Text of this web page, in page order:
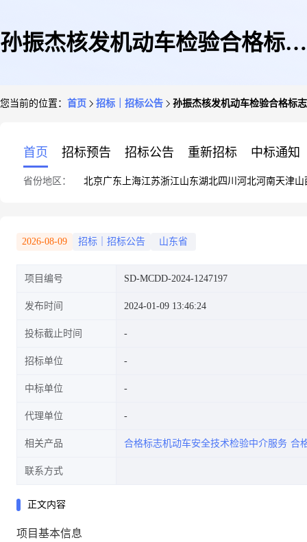
孙振杰核发机动车检验合格标志
您当前的位置： 首页 招标｜招标公告 孙振杰核发机动车检验合格标
首页 招标预告 招标公告 重新招标 中标通知
省份地区： 北京广东 上海江苏浙江山东湖北四川 河北河南天津山
2026-08-09 招标｜招标公告 山东省
项目编号 SD-MCDD-2024-1247197
发布时间 2024-01-09 13:46:24
投标截止时间
招标单位
中标单位
代理单位
相关产品 合格标志机动车安全技术检验中介服务 合
联系方式
正文内容
项目基本信息